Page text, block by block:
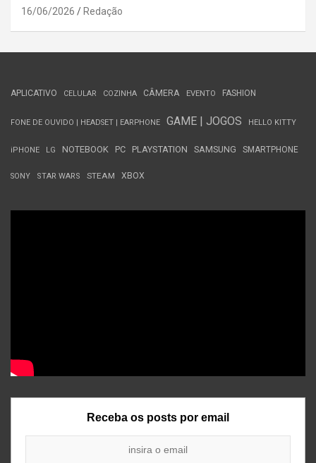
16/06/2026 Redação
APLICATIVO CELULAR COZINHA CÂMERA EVENTO FASHION
FONE DE OUVIDO | HEADSET | EARPHONE GAME | JOGOS HELLO KITTY
iPHONE LG NOTEBOOK PC PLAYSTATION SAMSUNG SMARTPHONE
SONY STAR WARS STEAM XBOX
Receba os posts por email